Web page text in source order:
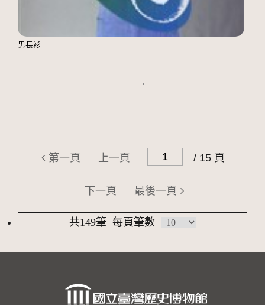
男長衫
第一頁 上一頁 / 15 頁
下一頁 最後一頁
共149筆 每頁筆數